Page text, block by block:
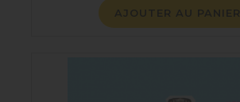
AJOUTER AU PANIER